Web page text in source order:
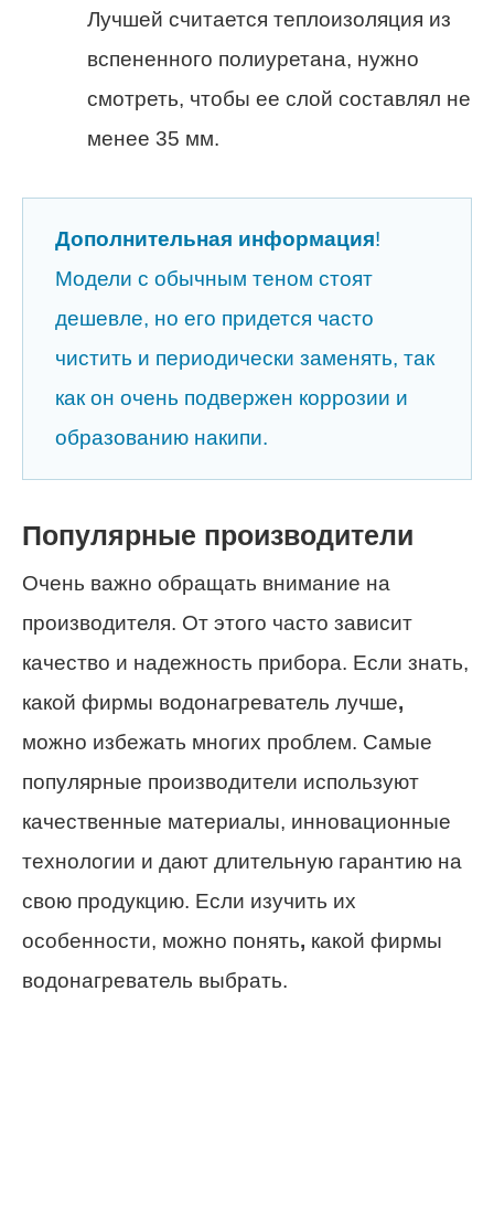
Лучшей считается теплоизоляция из
вспененного полиуретана, нужно
смотреть, чтобы ее слой составлял не
менее 35 мм.
Дополнительная информация!
Модели с обычным теном стоят
дешевле, но его придется часто
чистить и периодически заменять, так
как он очень подвержен коррозии и
образованию накипи.
Популярные производители
Очень важно обращать внимание на
производителя. От этого часто зависит
качество и надежность прибора. Если знать,
какой фирмы водонагреватель лучше,
можно избежать многих проблем. Самые
популярные производители используют
качественные материалы, инновационные
технологии и дают длительную гарантию на
свою продукцию. Если изучить их
особенности, можно понять, какой фирмы
водонагреватель выбрать.